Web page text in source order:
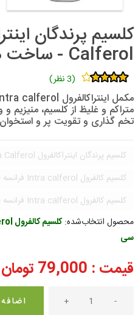
Calferol - ساخت هلند
(3 نظر)
تخم گذاری و تقویت پر و
کلسیم پرندگان اینتراکالفرول Intra Calferol - ساخت هلند
کلسیم کالفرول Intra calferol فرانسه ظرف 60 سی سی
کلسیم کالفرول Intra calferol فرانسه پلمپ یک لیتری
محصول انتخاب‌شده:
سی
قیمت : 79,000 تومان
-
+